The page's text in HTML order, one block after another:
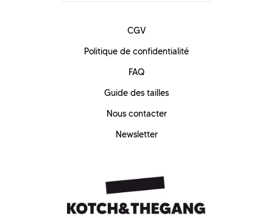
CGV
Politique de confidentialité
FAQ
Guide des tailles
Nous contacter
Newsletter